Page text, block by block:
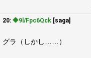
20: ◆9l/Fpc6Qck [saga]
グラ（しかし……）